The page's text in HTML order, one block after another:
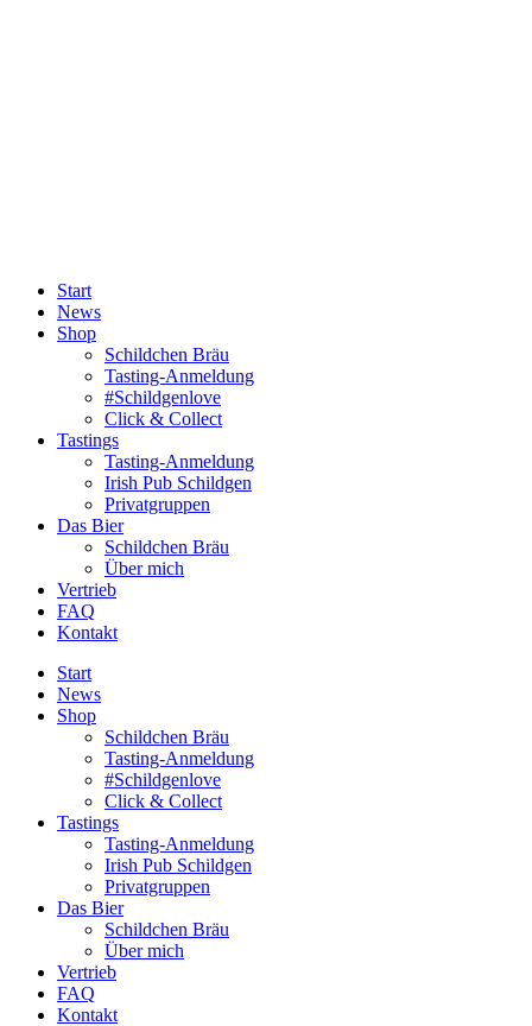
Start
News
Shop
Schildchen Bräu
Tasting-Anmeldung
#Schildgenlove
Click & Collect
Tastings
Tasting-Anmeldung
Irish Pub Schildgen
Privatgruppen
Das Bier
Schildchen Bräu
Über mich
Vertrieb
FAQ
Kontakt
Start
News
Shop
Schildchen Bräu
Tasting-Anmeldung
#Schildgenlove
Click & Collect
Tastings
Tasting-Anmeldung
Irish Pub Schildgen
Privatgruppen
Das Bier
Schildchen Bräu
Über mich
Vertrieb
FAQ
Kontakt